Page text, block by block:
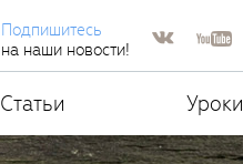
Подпишитесь
на наши новости!
Статьи Уроки